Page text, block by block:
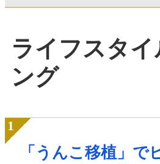
ライフスタ
ング
「うんこ移植」で